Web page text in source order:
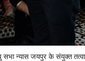
सभा न्यास जयपुर के संयुक्त